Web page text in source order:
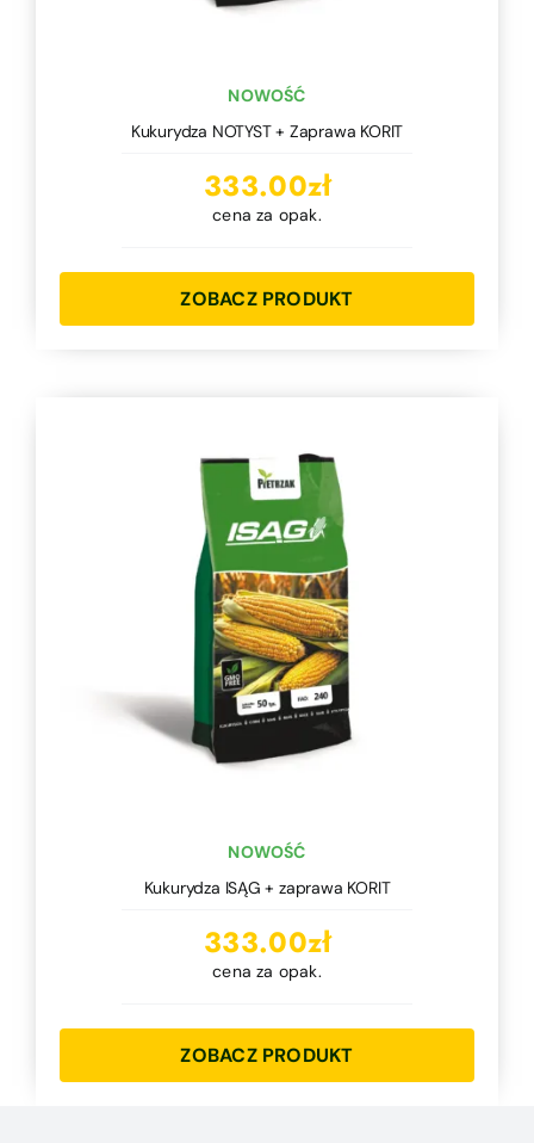
NOWOŚĆ
Kukurydza NOTYST + Zaprawa KORIT
333.00zł
cena za opak.
ZOBACZ PRODUKT
NOWOŚĆ
Kukurydza ISĄG + zaprawa KORIT
333.00zł
cena za opak.
ZOBACZ PRODUKT